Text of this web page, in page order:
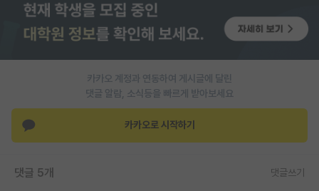
장학금/장학생 게시판
학술 정보 게시판
유학교육
반도체 아카데미
카카오 계정과 연동하여 게시글에 달린
댓글 알람, 소식등을 빠르게 받아보세요
카카오로 시작하기
댓글 5개 댓글쓰기